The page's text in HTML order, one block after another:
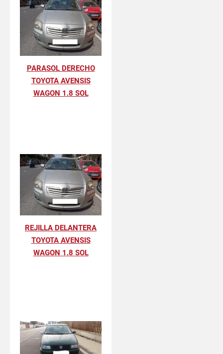
PARASOL DERECHO
TOYOTA AVENSIS
WAGON 1.8 SOL
REJILLA DELANTERA
TOYOTA AVENSIS
WAGON 1.8 SOL